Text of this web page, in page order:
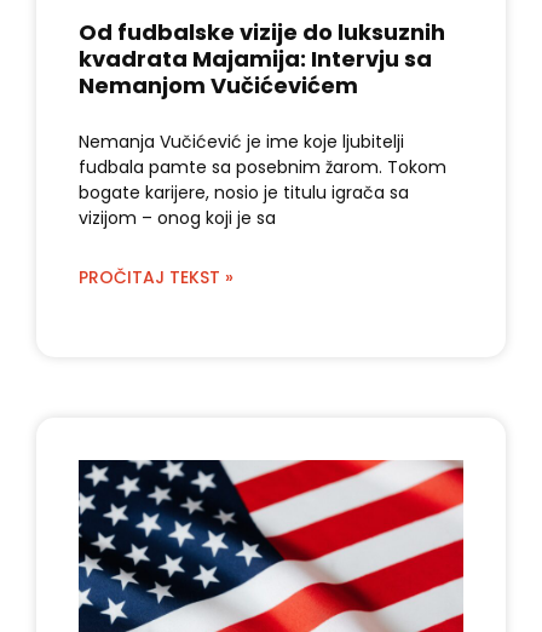
Od fudbalske vizije do luksuznih
kvadrata Majamija: Intervju sa
Nemanjom Vučićevićem
Nemanja Vučićević je ime koje ljubitelji
fudbala pamte sa posebnim žarom. Tokom
bogate karijere, nosio je titulu igrača sa
vizijom – onog koji je sa
PROČITAJ TEKST »